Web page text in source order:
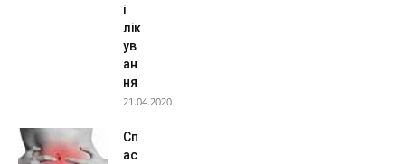
і
лік
ув
ан
ня
21.04.2020
Сп
ас